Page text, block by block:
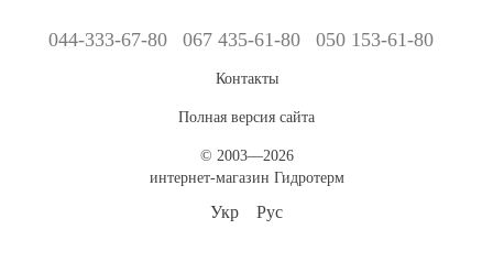
044-333-67-80 067 435-61-80 050 153-61-80
Контакты
Полная версия сайта
© 2003—2026
интернет-магазин Гидротерм
Укр Рус